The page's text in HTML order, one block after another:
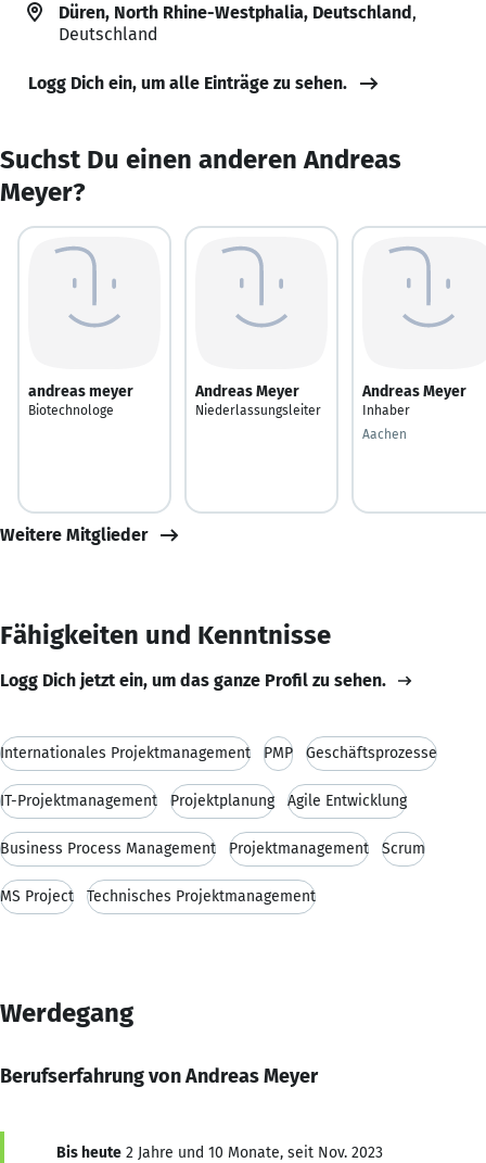
Düren, North Rhine-Westphalia, Deutschland,
Deutschland
Logg Dich ein, um alle Einträge zu sehen.
Suchst Du einen anderen Andreas
Meyer?
andreas meyer
Biotechnologe
Andreas Meyer
Niederlassungsleiter
Andreas Meyer
Inhaber
Aachen
Weitere Mitglieder
Fähigkeiten und Kenntnisse
Logg Dich jetzt ein, um das ganze Profil zu sehen.
Internationales Projektmanagement PMP Geschäftsprozesse
IT-Projektmanagement Projektplanung Agile Entwicklung
Business Process Management Projektmanagement Scrum
MS Project Technisches Projektmanagement
Werdegang
Berufserfahrung von Andreas Meyer
Bis heute 2 Jahre und 10 Monate, seit Nov. 2023